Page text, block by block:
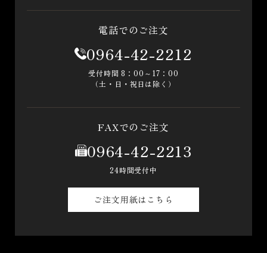
電話でのご注文
0964-42-2212
受付時間 8：00～17：00
（土・日・祝日は除く）
FAXでのご注文
0964-42-2213
24時間受付中
ご注文用紙はこちら